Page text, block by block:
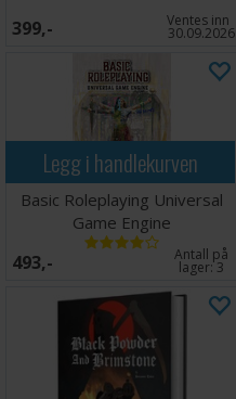
399,- Ventes inn
30.09.2026
Legg i handlekurven
Basic Roleplaying Universal
Game Engine
493,- Antall på
lager:3